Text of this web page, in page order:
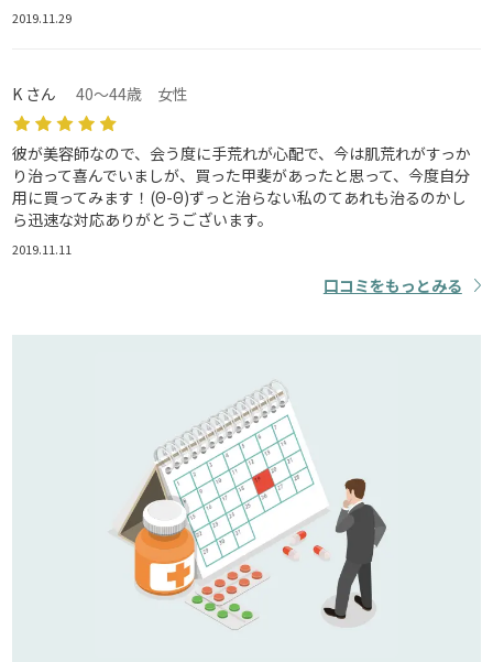
2019.11.29
K さん 40～44歳 女性
彼が美容師なので、会う度に手荒れが心配で、今は肌荒れがすっか
り治って喜んでいましが、買った甲斐があったと思って、今度自分
用に買ってみます！(Θ-Θ)ずっと治らない私のてあれも治るのかし
ら迅速な対応ありがとうございます。
2019.11.11
口コミをもっとみる